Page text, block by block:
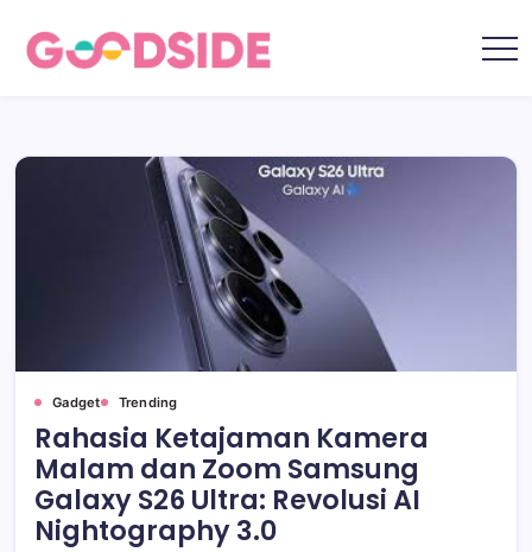
&
travellingGadget Trending
Rahasia Ketajaman Kamera
Malam dan Zoom Samsung
Galaxy S26 Ultra: Revolusi AI
Nightography 3.0